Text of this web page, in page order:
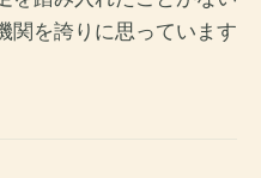
関を誇りに思っています